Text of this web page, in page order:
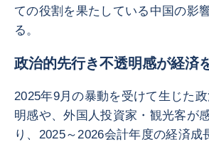
ての役割を果たしている中国の影
る。
政治的先行き不透明感が経済
2025年9月の暴動を受けて生じた
明感や、外国人投資家・観光客が
り、2025～2026会計年度の経済成